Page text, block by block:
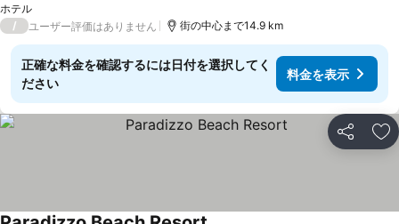
ホテル
/ ユーザー評価はありません 街の中心まで14.9 km
正確な料金を確認するには日付を選択してく
ださい
料金を表示
シェア お